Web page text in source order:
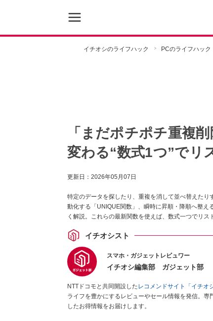
イチオシのライフハック PCのライフハック
「まだポチポチ重複
変わる“数式1つ”でリ
更新日： 2026年05月07日
特定のデータを探したり、重複を消して並べ替えた
動化する「UNIQUE関数」、瞬時に昇順・降順へ整え
く解説。これらの最新関数を使えば、数式一つでリ
イチオシスト
スマホ・ガジェットレビュワー
イチオシ編集部 ガジェット部
NTTドコモと共同開設したレコメンドサイト「イチオシ
ライフを豊かにするレビューやセール情報を発信。
したお得情報をお届けします。